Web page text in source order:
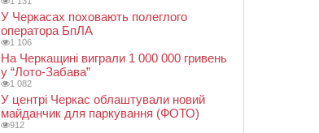
У Черкасах поховають полеглого
оператора БпЛА
1 106
На Черкащині виграли 1 000 000 гривень
у “Лото-Забава”
1 082
У центрі Черкас облаштували новий
майданчик для паркування (ФОТО)
912